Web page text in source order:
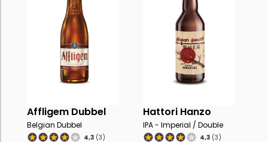
Affligem Dubbel
Belgian Dubbel
4,3 (3)
Hattori Hanzo
IPA - Imperial / Double
4,3 (3)